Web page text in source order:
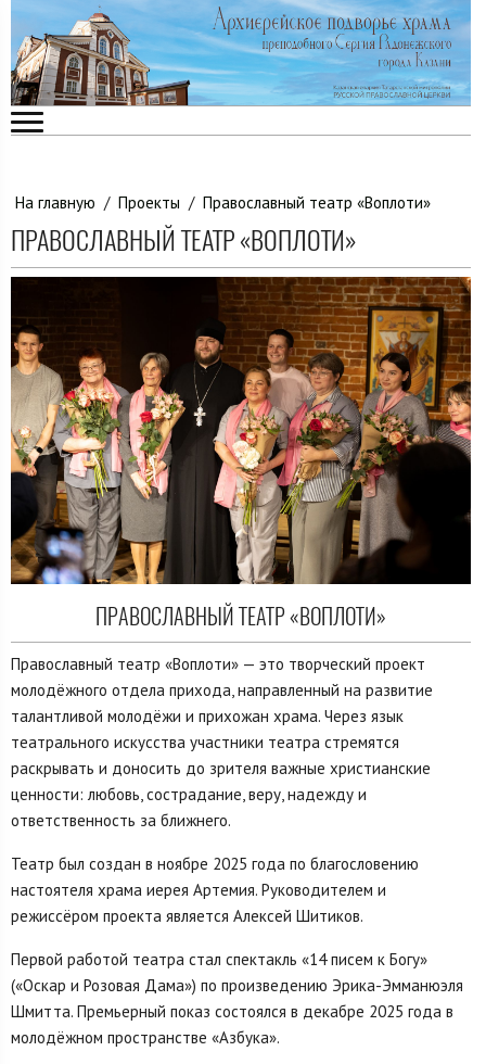
На главную / Проекты / Православный театр «Воплоти»
ПРАВОСЛАВНЫЙ ТЕАТР «ВОПЛОТИ»
ПРАВОСЛАВНЫЙ ТЕАТР «ВОПЛОТИ»
Православный театр «Воплоти» — это творческий проект
молодёжного отдела прихода, направленный на развитие
талантливой молодёжи и прихожан храма. Через язык
театрального искусства участники театра стремятся
раскрывать и доносить до зрителя важные христианские
ценности: любовь, сострадание, веру, надежду и
ответственность за ближнего.
Театр был создан в ноябре 2025 года по благословению
настоятеля храма иерея Артемия. Руководителем и
режиссёром проекта является Алексей Шитиков.
Первой работой театра стал спектакль «14 писем к Богу»
(«Оскар и Розовая Дама») по произведению Эрика-Эмманюэля
Шмитта. Премьерный показ состоялся в декабре 2025 года в
молодёжном пространстве «Азбука».